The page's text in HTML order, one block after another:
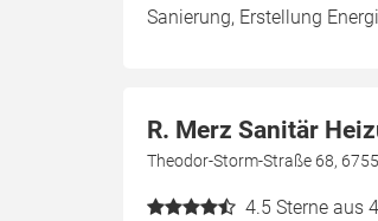
Sanierung, Erstellung
R. Merz Sanitär
Theodor-Storm-Straße 68,
4.5 Sterne aus